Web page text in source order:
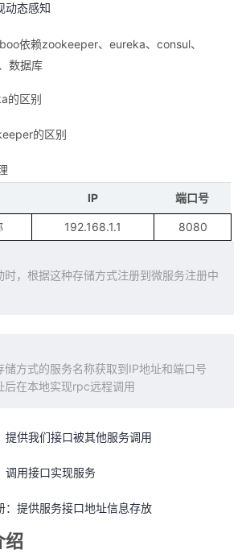
动态感知
依赖zookeeper、eureka、consul、
数据库
的区别
的区别
IP 端口号
192.168.1.1 8080
时，根据这种存储方式注册到微服务注册中
储方式的服务名称获取到IP地址和端口号
后在本地实现rpc远程调用
提供我们接口被其他服务调用
调用接口实现服务
：提供服务接口地址信息存放
绍